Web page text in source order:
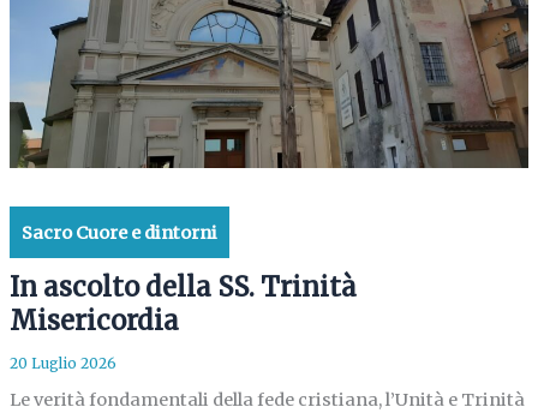
Sacro Cuore e dintorni
In ascolto della SS. Trinità
Misericordia
20 Luglio 2026
Le verità fondamentali della fede cristiana, l’Unità e Trinità